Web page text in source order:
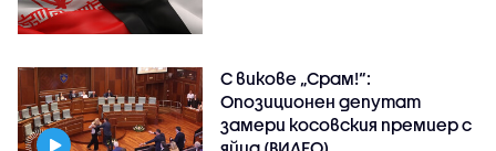
С викове „Срам!“:
Опозиционен депутат
замери косовския премиер с